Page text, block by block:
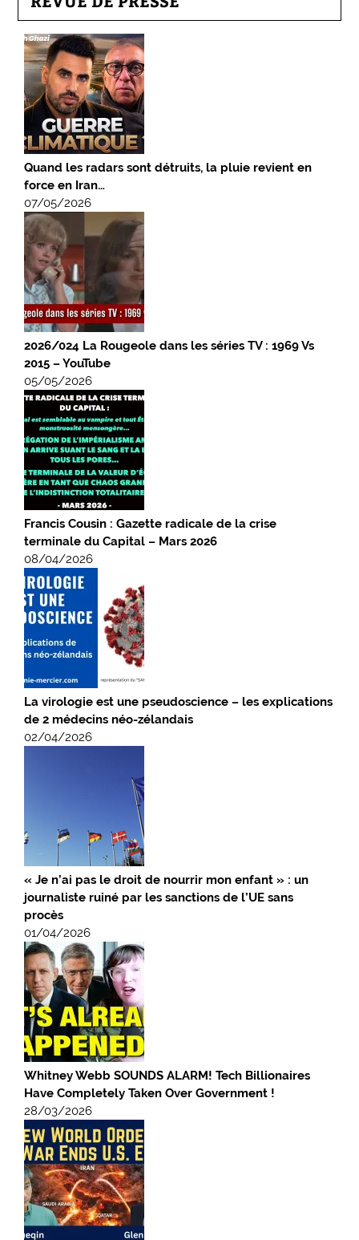
Quand les radars sont détruits, la pluie revient en
force en Iran…
07/05/2026
2026/024 La Rougeole dans les séries TV : 1969 Vs
2015 – YouTube
05/05/2026
Francis Cousin : Gazette radicale de la crise
terminale du Capital – Mars 2026
08/04/2026
La virologie est une pseudoscience – les explications
de 2 médecins néo-zélandais
02/04/2026
« Je n’ai pas le droit de nourrir mon enfant » : un
journaliste ruiné par les sanctions de l’UE sans
procès
01/04/2026
Whitney Webb SOUNDS ALARM! Tech Billionaires
Have Completely Taken Over Government !
28/03/2026